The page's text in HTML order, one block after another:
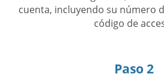
cuenta, incluyendo su número
código de
Paso 2